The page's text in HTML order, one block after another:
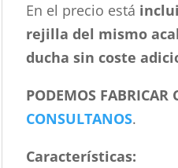
En el precio está
rejilla del mismo
ducha sin coste
PODEMOS FABRICAR
CONSULTANOS.
Características: